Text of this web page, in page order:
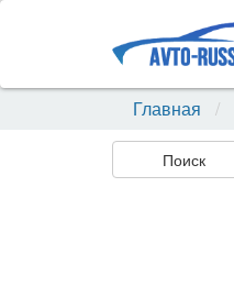
Главная
Поиск